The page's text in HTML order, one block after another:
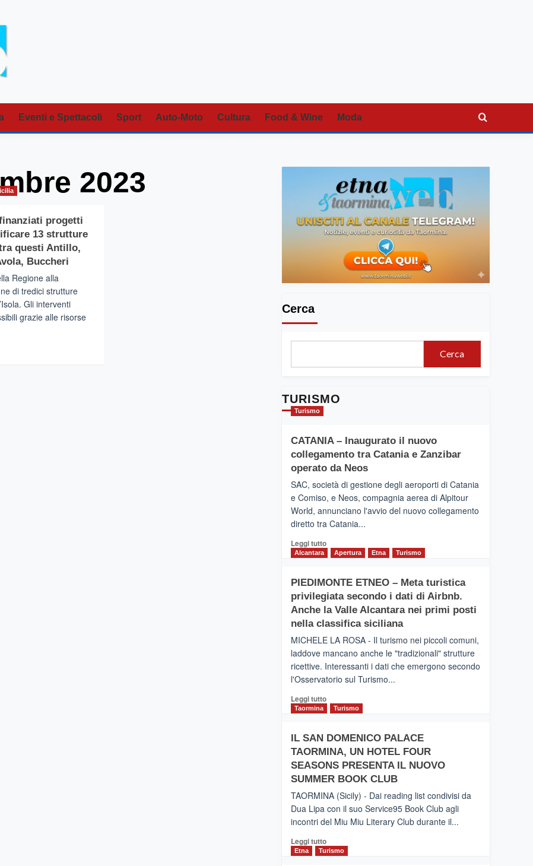
Eventi e Spettacoli Sport Auto-Moto Cultura Food & Wine Moda
2023
progetti
13 strutture
questi Antillo,
Buccheri
Regione alla
di tredici strutture
Gli interventi
grazie alle risorse
Cerca
Cerca
TURISMO
Turismo
CATANIA – Inaugurato il nuovo
collegamento tra Catania e Zanzibar
operato da Neos
SAC, società di gestione degli aeroporti di Catania
e Comiso, e Neos, compagnia aerea di Alpitour
World, annunciano l'avvio del nuovo collegamento
diretto tra Catania...
Leggi tuttoLeggi
CATANIA
–
Inaugurato
il
collegamento
tra
Catania
e
operato
da
Alcantara Apertura Etna Turismo
PIEDIMONTE ETNEO – Meta turistica
privilegiata secondo i dati di Airbnb.
Anche la Valle Alcantara nei primi posti
nella classifica siciliana
MICHELE LA ROSA - Il turismo nei piccoli comuni,
laddove mancano anche le "tradizionali" strutture
ricettive. Interessanti i dati che emergono secondo
l'Osservatorio sul Turismo...
Leggi tuttoLeggi
PIEDIMONTE
ETNEO
–
Meta
privilegiata
secondo
i
di
Airbnb.
Taormina Turismo
IL SAN DOMENICO PALACE
TAORMINA, UN HOTEL FOUR
SEASONS PRESENTA IL NUOVO
SUMMER BOOK CLUB
TAORMINA (Sicily) - Dai reading list condivisi da
Dua Lipa con il suo Service95 Book Club agli
incontri del Miu Miu Literary Club durante il...
Leggi tuttoLeggi
di
Etna Turismo